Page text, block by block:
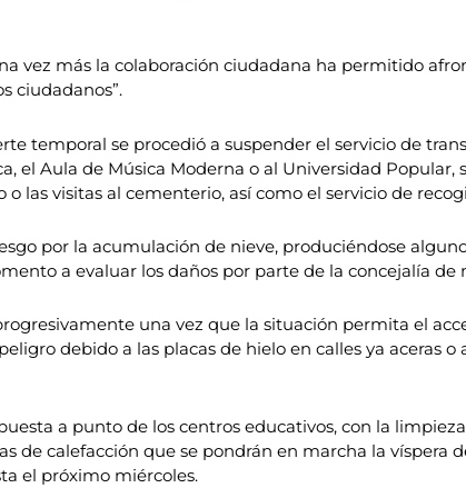
vez más la colaboración ciudadana ha permitido
ciudadanos”.
temporal se procedió a suspender el servicio de
el Aula de Música Moderna o al Universidad
las visitas al cementerio, así como el servicio de
por la acumulación de nieve, produciéndose
a evaluar los daños por parte de la concejalía
una vez que la situación permita el
debido a las placas de hielo en calles ya aceras
a punto de los centros educativos, con la
de calefacción que se pondrán en marcha la víspera
el próximo miércoles.